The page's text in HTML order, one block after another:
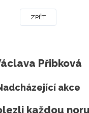
ZPĚT
Přibková
akce
každou